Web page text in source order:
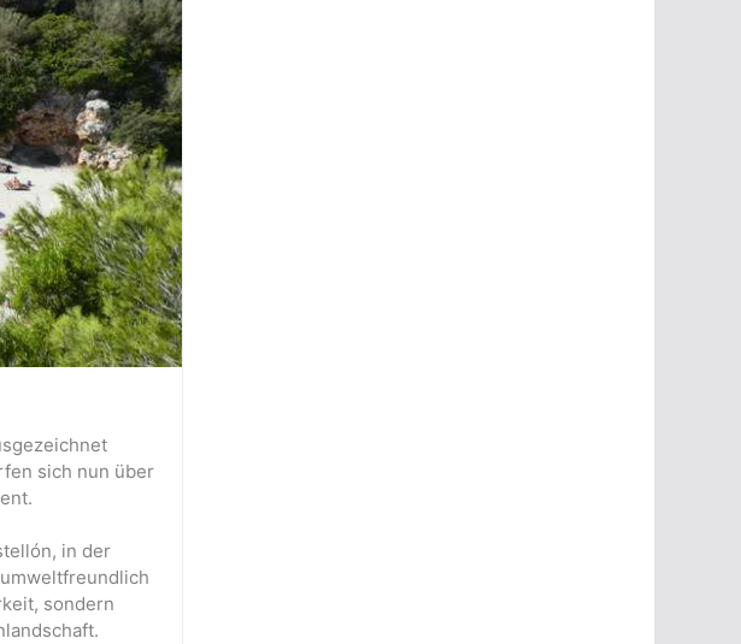
sich nun über
in der
sondern